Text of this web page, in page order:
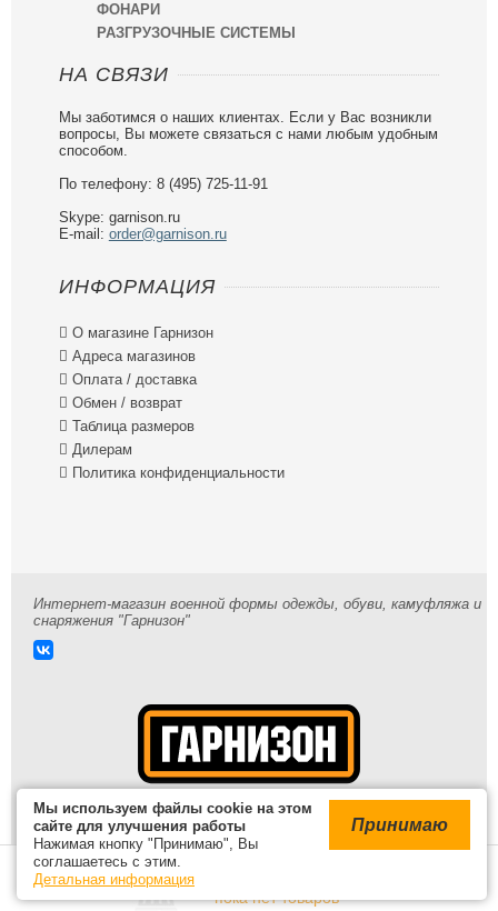
пока нет товаров
ФОНАРИ
РАЗГРУЗОЧНЫЕ СИСТЕМЫ
НА СВЯЗИ
Мы заботимся о наших клиентах. Если у Вас возникли
вопросы, Вы можете связаться с нами любым удобным
способом.
По телефону: 8 (495) 725-11-91
Skype: garnison.ru
E-mail: order@garnison.ru
ИНФОРМАЦИЯ
 О магазине Гарнизон
 Адреса магазинов
 Оплата / доставка
 Обмен / возврат
 Таблица размеров
 Дилерам
 Политика конфиденциальности
Интернет-магазин военной формы одежды, обуви, камуфляжа и
снаряжения "Гарнизон"
Мы используем файлы cookie на этом
сайте для улучшения работы
Нажимая кнопку "Принимаю", Вы
соглашаетесь с этим.
Детальная информация
Принимаю